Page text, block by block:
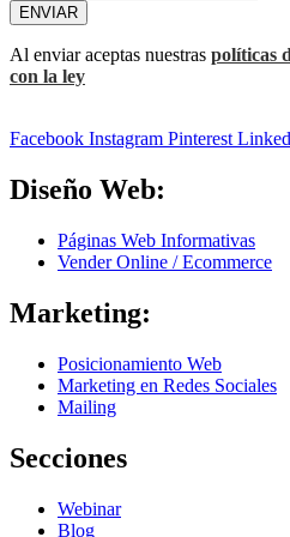
ENVIAR
Al enviar aceptas nuestras políticas
con la ley
Facebook Instagram Pinterest
Diseño Web:
Páginas Web Informativas
Vender Online / Ecommerce
Marketing:
Posicionamiento Web
Marketing en Redes Sociales
Mailing
Secciones
Webinar
Blog